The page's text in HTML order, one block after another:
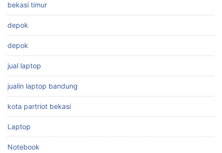
bekasi timur
depok
depok
jual laptop
jualin laptop bandung
kota partriot bekasi
Laptop
Notebook